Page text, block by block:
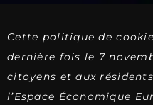
Cette politique de
dernière fois le 7
citoyens et aux
l’Espace Économique